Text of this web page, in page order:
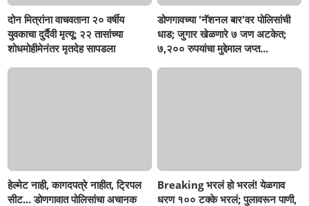
दोन मित्रांना वाचवताना २० वर्षीय
युवकाचा दुर्दैवी मृत्यू; २२ तासांच्या
शोधमोहीमेनंतर मृतदेह सापडला
डोणगावच्या 'नॅशनल बार'वर पोलिसांची
धाड; जुगार खेळणारे ७ जण अटकेत;
७,२०० रुपयांचा मुद्देमाल जप्त...
हेल्मेट नाही, कागदपत्रे नाहीत, ट्रिपल
सीट... डोणगावात पोलिसांचा अचानक
Breaking भरलं हो भरलं! येळगाव
धरण १०० टक्के भरलं; पुलावरून पाणी,